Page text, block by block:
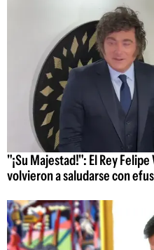
"¡Su Majestad!": El Rey
volvieron a saludarse con